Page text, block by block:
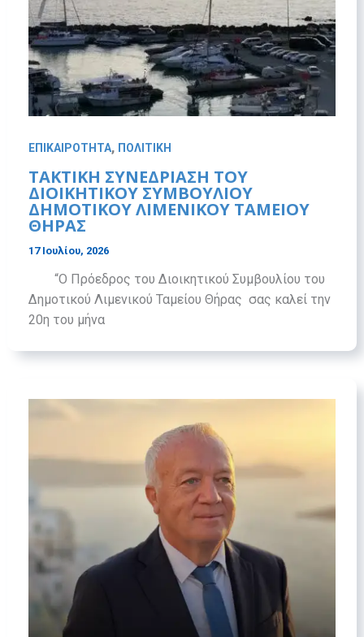
ΕΠΙΚΑΙΡΟΤΗΤΑ, ΠΟΛΙΤΙΚΗ
ΤΑΚΤΙΚΗ ΣΥΝΕΔΡΙΑΣΗ ΤΟΥ
ΔΙΟΙΚΗΤΙΚΟΥ ΣΥΜΒΟΥΛΙΟΥ
ΔΗΜΟΤΙΚΟΥ ΛΙΜΕΝΙΚΟΥ ΤΑΜΕΙΟΥ
ΘΗΡΑΣ
17 Ιουλίου, 2026
“Ο Πρόεδρος του Διοικητικού Συμβουλίου του
Δημοτικού Λιμενικού Ταμείου Θήρας σας καλεί την
20η του μήνα